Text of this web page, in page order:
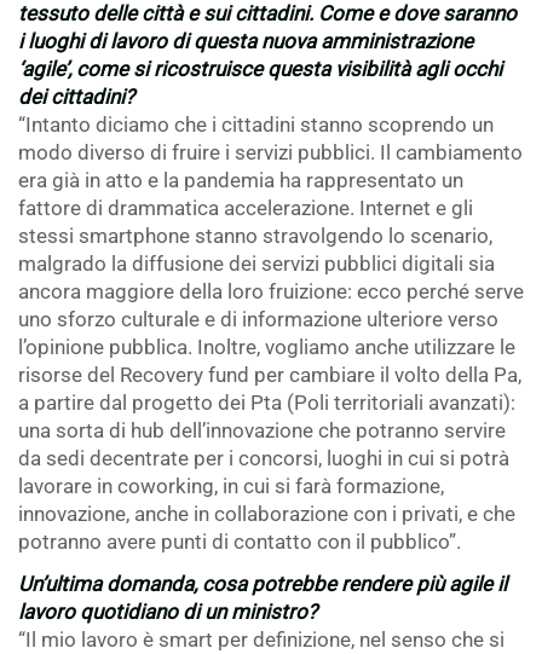
tessuto delle città e sui cittadini. Come e dove saranno
i luoghi di lavoro di questa nuova amministrazione
‘agile’, come si ricostruisce questa visibilità agli occhi
dei cittadini?
“Intanto diciamo che i cittadini stanno scoprendo un
modo diverso di fruire i servizi pubblici. Il cambiamento
era già in atto e la pandemia ha rappresentato un
fattore di drammatica accelerazione. Internet e gli
stessi smartphone stanno stravolgendo lo scenario,
malgrado la diffusione dei servizi pubblici digitali sia
ancora maggiore della loro fruizione: ecco perché serve
uno sforzo culturale e di informazione ulteriore verso
l’opinione pubblica. Inoltre, vogliamo anche utilizzare le
risorse del Recovery fund per cambiare il volto della Pa,
a partire dal progetto dei Pta (Poli territoriali avanzati):
una sorta di hub dell’innovazione che potranno servire
da sedi decentrate per i concorsi, luoghi in cui si potrà
lavorare in coworking, in cui si farà formazione,
innovazione, anche in collaborazione con i privati, e che
potranno avere punti di contatto con il pubblico”.
Un’ultima domanda, cosa potrebbe rendere più agile il
lavoro quotidiano di un ministro?
“Il mio lavoro è smart per definizione, nel senso che si